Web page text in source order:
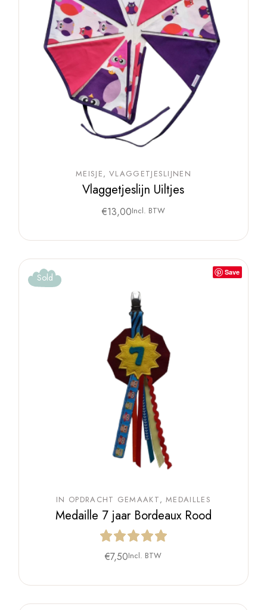
MEISJE VLAGGETJESLIJNEN
Vlaggetjeslijn Uiltjes
€13,00Incl. BTW
Save
Sold
IN OPDRACHT GEMAAKT MEDAILLES
Medaille 7 jaar Bordeaux Rood
€7,50Incl. BTW